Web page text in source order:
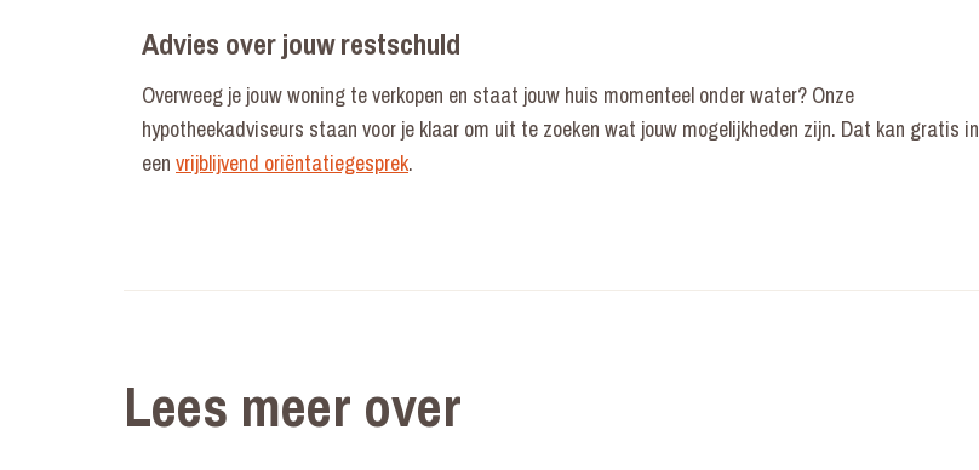
Advies over jouw restschuld
Overweeg je jouw woning te verkopen en staat jouw huis momenteel onder water? Onze
hypotheekadviseurs staan voor je klaar om uit te zoeken wat jouw mogelijkheden zijn. Dat kan gratis in
een vrijblijvend oriëntatiegesprek.
Lees meer over